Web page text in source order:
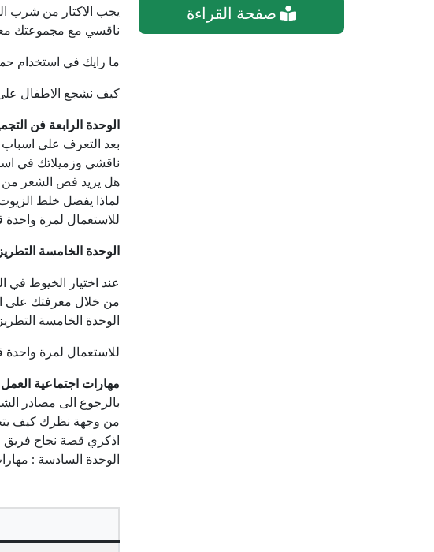
صفحة القراءة
يجب الاكتار من شرب
ناقسي مع مجموعتك
ما رايك في استخدام
كيف نشجع الاطفال
الوحدة الرابعة فن
بعد التعرف على
ناقشي وزميلاتك في
هل يزيد فص الشعر من
لماذا يفضل خلط الزيوت
للاستعمال لمرة واحدة
الوحدة الخامسة
عند اختيار الخيوط في
من خلال معرفتك على
الوحدة الخامسة
للاستعمال لمرة واحدة
مهارات اجتماعية
بالرجوع الى مصادر الشريغو الاسلامية ا1كري قصة او موقفا يؤكد خرص
من وجهة نظرك كيف
اذكري قصة نجاح فريق
الوحدة السادسة :